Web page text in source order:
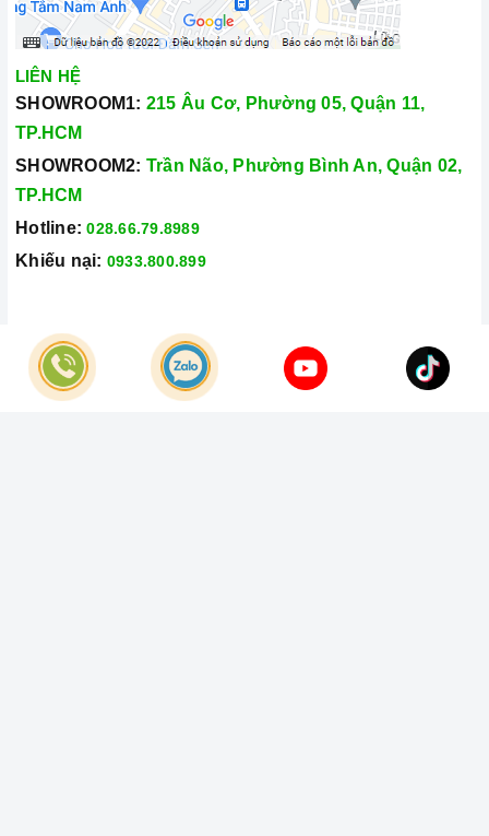
LIÊN HỆ
SHOWROOM1: 215 Âu Cơ, Phường 05, Quận 11,
TP.HCM
SHOWROOM2: Trần Não, Phường Bình An, Quận 02,
TP.HCM
Hotline: 028.66.79.8989
Khiếu nại: 0933.800.899
© Bản quyền thuộc vềCông Ty TNHH Home Best Việt Nam
Cung cấp bởi
Sapo